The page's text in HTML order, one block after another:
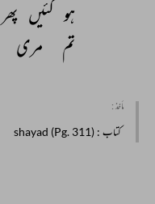
ہو گئیں پھر
تم
مری
مأخذ :
کتاب : shayad (Pg. 311)